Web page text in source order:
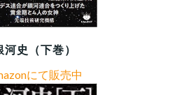
河史（下巻）
にて販売中